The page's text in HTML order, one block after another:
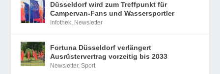
Düsseldorf wird zum Treffpunkt für
Campervan-Fans und Wassersportler
Infothek, Newsletter
Fortuna Düsseldorf verlängert
Ausrüstervertrag vorzeitig bis 2033
Newsletter,Sport